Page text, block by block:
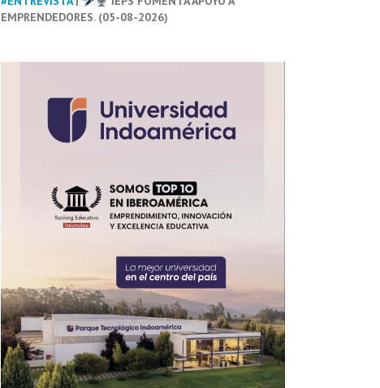
EMPRENDEDORES. (05-08-2026)